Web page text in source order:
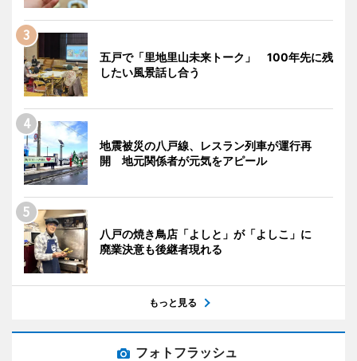
五戸で「里地里山未来トーク」 100年先に残
したい風景話し合う
地震被災の八戸線、レスラン列車が運行再
開 地元関係者が元気をアピール
八戸の焼き鳥店「よしと」が「よしこ」に
廃業決意も後継者現れる
もっと見る
フォトフラッシュ